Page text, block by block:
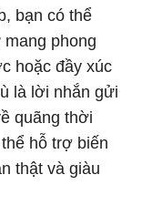
bạn có thể
phong
hoặc đầy xúc
là lời nhắn gửi
quãng thời
hỗ trợ biến
thật và giàu